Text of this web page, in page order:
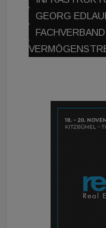
GEORG